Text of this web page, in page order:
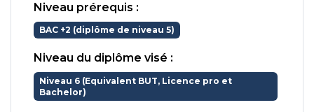
Niveau prérequis :
BAC +2 (diplôme de niveau 5)
Niveau du diplôme visé :
Niveau 6 (Equivalent BUT, Licence pro et
Bachelor)